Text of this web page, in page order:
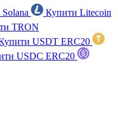
Купити Litecoin
TRON
USDT ERC20
USDC ERC20